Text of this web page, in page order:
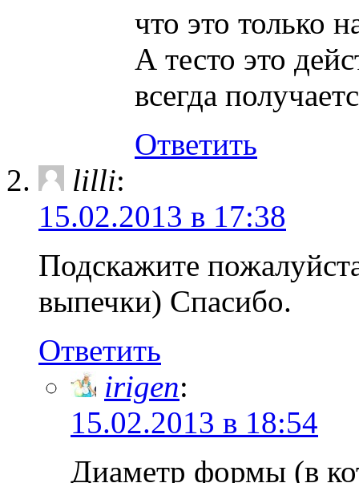
что это только
А тесто это
всегда
Ответить
lilli:
15.02.2013 в 17:38
Подскажите
выпечки) Спасибо.
Ответить
irigen:
15.02.2013 в 18:54
Диаметр формы (в